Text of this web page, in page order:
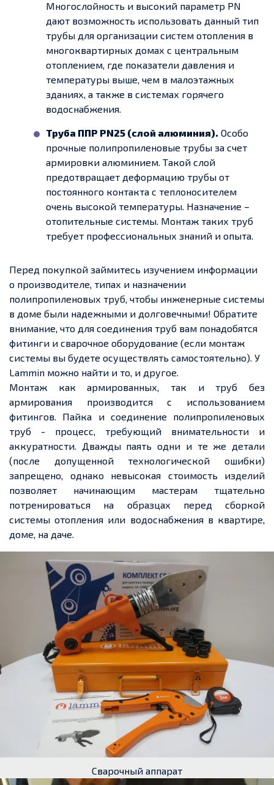
Многослойность и высокий параметр PN
дают возможность использовать данный тип
трубы для организации систем отопления в
многоквартирных домах с центральным
отоплением, где показатели давления и
температуры выше, чем в малоэтажных
зданиях, а также в системах горячего
водоснабжения.
Труба ППР PN25 (слой алюминия). Особо
прочные полипропиленовые трубы за счет
армировки алюминием. Такой слой
предотвращает деформацию трубы от
постоянного контакта с теплоносителем
очень высокой температуры. Назначение –
отопительные системы. Монтаж таких труб
требует профессиональных знаний и опыта.
Перед покупкой займитесь изучением информации
о производителе, типах и назначении
полипропиленовых труб, чтобы инженерные системы
в доме были надежными и долговечными! Обратите
внимание, что для соединения труб вам понадобятся
фитинги и сварочное оборудование (если монтаж
системы вы будете осуществлять самостоятельно). У
Lammin можно найти и то, и другое.
Монтаж как армированных, так и труб без
армирования производится с использованием
фитингов. Пайка и соединение полипропиленовых
труб - процесс, требующий внимательности и
аккуратности. Дважды паять одни и те же детали
(после допущенной технологической ошибки)
запрещено, однако невысокая стоимость изделий
позволяет начинающим мастерам тщательно
потренироваться на образцах перед сборкой
системы отопления или водоснабжения в квартире,
доме, на даче.
Сварочный аппарат